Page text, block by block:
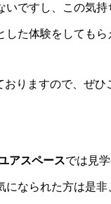
ですし、この気
た体験をしてもら
おりますので、ぜひ
アスペースでは見
なられた方は是